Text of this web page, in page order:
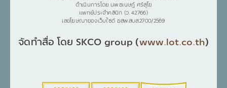
ดำเนินการโดย นพ.ชเนษฎ์ ศรีสุโข
แพทย์ประจำคลินิก (ว. 42766)
เลขโฆษณาของเว็บไซต์ ฆสพ.สบส.2700/2569
จัดทำสื่อ โดย SKCO group (www.lot.co.th)